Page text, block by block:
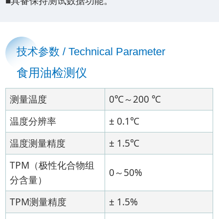
技术参数 / Technical Parameter
食用油检测仪
测量温度
0℃～200 ℃
温度分辨率
± 0.1℃
温度测量精度
± 1.5℃
TPM（极性化合物组
分含量）
0～50%
TPM测量精度
± 1.5%